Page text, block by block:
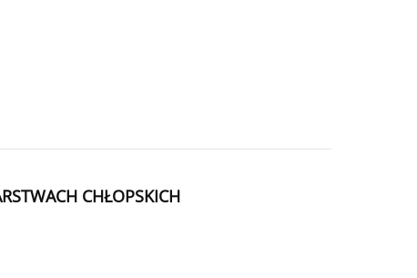
CHŁOPSKICH